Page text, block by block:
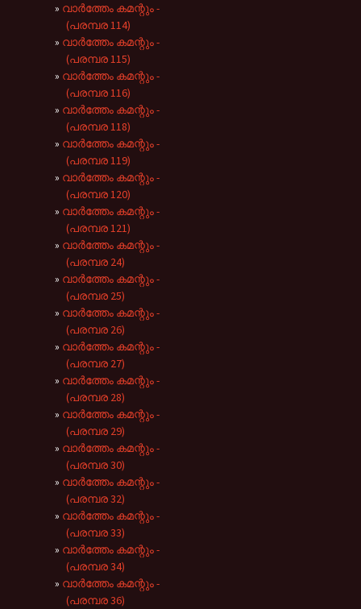
വാർത്തേം കമന്റും -
(പരമ്പര 114)
വാർത്തേം കമന്റും -
(പരമ്പര 115)
വാർത്തേം കമന്റും -
(പരമ്പര 116)
വാർത്തേം കമന്റും -
(പരമ്പര 118)
വാർത്തേം കമന്റും -
(പരമ്പര 119)
വാർത്തേം കമന്റും -
(പരമ്പര 120)
വാർത്തേം കമന്റും -
(പരമ്പര 121)
വാർത്തേം കമന്റും -
(പരമ്പര 24)
വാർത്തേം കമന്റും -
(പരമ്പര 25)
വാർത്തേം കമന്റും -
(പരമ്പര 26)
വാർത്തേം കമന്റും -
(പരമ്പര 27)
വാർത്തേം കമന്റും -
(പരമ്പര 28)
വാർത്തേം കമന്റും -
(പരമ്പര 29)
വാർത്തേം കമന്റും -
(പരമ്പര 30)
വാർത്തേം കമന്റും -
(പരമ്പര 32)
വാർത്തേം കമന്റും -
(പരമ്പര 33)
വാർത്തേം കമന്റും -
(പരമ്പര 34)
വാർത്തേം കമന്റും -
(പരമ്പര 36)